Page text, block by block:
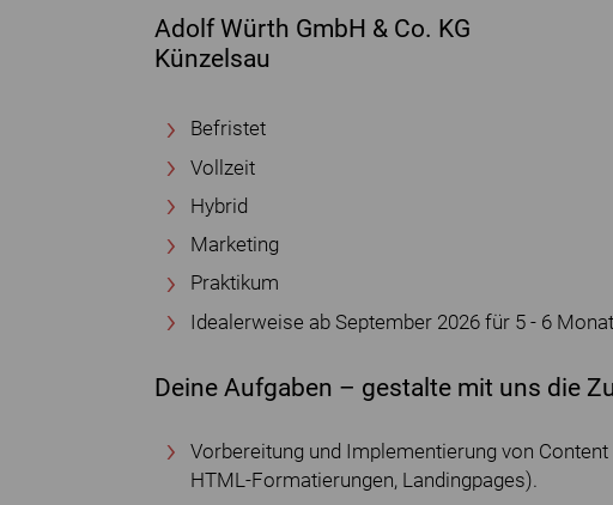
Adolf Würth GmbH & Co. KG
Künzelsau
Befristet
Vollzeit
Hybrid
Marketing
Praktikum
Idealerweise ab September 2026 für 5 - 6
Deine Aufgaben – gestalte mit uns die
Vorbereitung und Implementierung von
HTML-Formatierungen, Landingpages).